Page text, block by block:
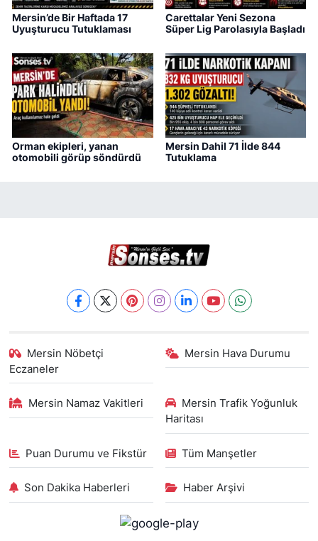
Mersin’de Bir Haftada 17
Uyuşturucu Tutuklaması
Carettalar Yeni Sezona
Süper Lig Parolasıyla Başladı
Orman ekipleri, yanan
otomobili görüp söndürdü
Mersin Dahil 71 İlde 844
Tutuklama
Mersin Nöbetçi
Eczaneler
Mersin Hava Durumu
Mersin Namaz Vakitleri
Mersin Trafik Yoğunluk
Haritası
Puan Durumu ve Fikstür Tüm Manşetler
Son Dakika Haberleri Haber Arşivi